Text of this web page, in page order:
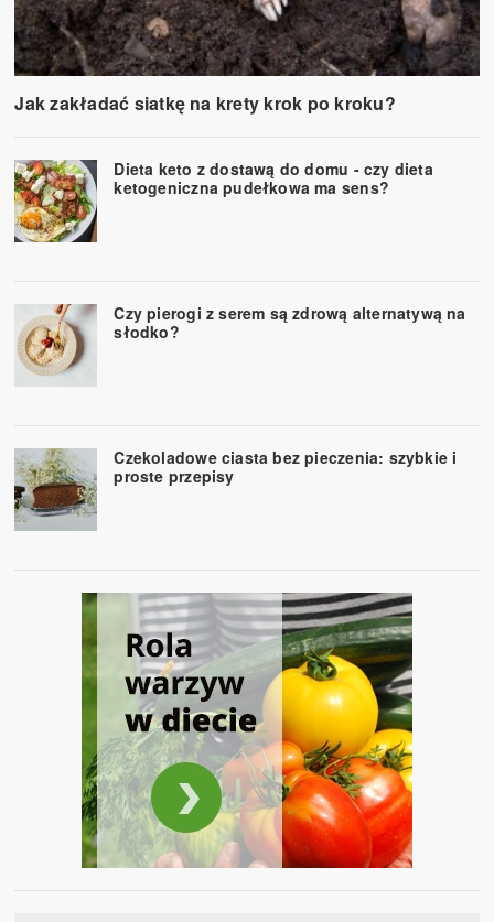
Jak zakładać siatkę na krety krok po kroku?
Dieta keto z dostawą do domu - czy dieta
ketogeniczna pudełkowa ma sens?
Czy pierogi z serem są zdrową alternatywą na
słodko?
Czekoladowe ciasta bez pieczenia: szybkie i
proste przepisy